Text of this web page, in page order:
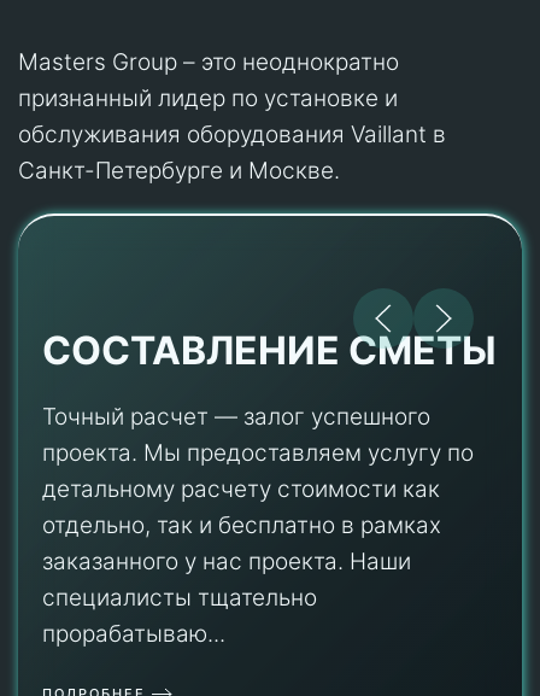
Masters Group – это неоднократно
признанный лидер по установке и
обслуживания оборудования Vaillant в
Санкт-Петербурге и Москве.
СОСТАВЛЕНИЕ СМЕТЫ
Точный расчет — залог успешного
проекта. Мы предоставляем услугу по
детальному расчету стоимости как
отдельно, так и бесплатно в рамках
заказанного у нас проекта. Наши
специалисты тщательно
прорабатываю...